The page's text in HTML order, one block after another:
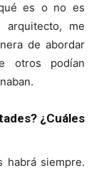
es o no es
me
de abordar
otros podían
¿Cuáles
habrá siempre.